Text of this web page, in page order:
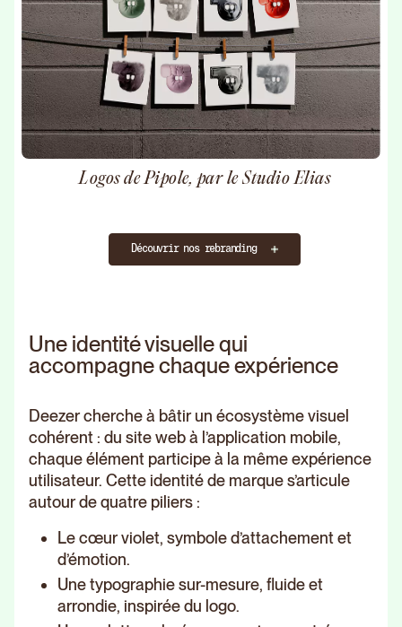
Logos de Pipole, par le Studio Elias
Découvrir nos rebranding
Une identité visuelle qui
accompagne chaque expérience
Deezer cherche à bâtir un écosystème visuel
cohérent : du site web à l’application mobile,
chaque élément participe à la même expérience
utilisateur. Cette identité de marque s’articule
autour de quatre piliers :
Le cœur violet, symbole d’attachement et
d’émotion.
Une typographie sur-mesure, fluide et
arrondie, inspirée du logo.